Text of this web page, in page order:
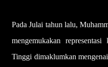
Pada Julai tahun lalu,
mengemukakan
Tinggi dimaklumkan